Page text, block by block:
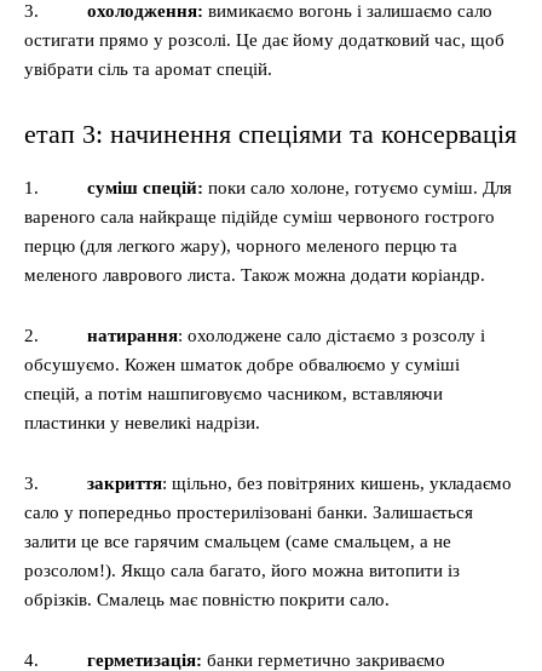
3. охолодження: вимикаємо вогонь і залишаємо сало
остигати прямо у розсолі. Це дає йому додатковий час, щоб
увібрати сіль та аромат спецій.
етап 3: начинення спеціями та консервація
1. суміш спецій: поки сало холоне, готуємо суміш. Для
вареного сала найкраще підійде суміш червоного гострого
перцю (для легкого жару), чорного меленого перцю та
меленого лаврового листа. Також можна додати коріандр.
2. натирання: охолоджене сало дістаємо з розсолу і
обсушуємо. Кожен шматок добре обвалюємо у суміші
спецій, а потім нашпиговуємо часником, вставляючи
пластинки у невеликі надрізи.
3. закриття: щільно, без повітряних кишень, укладаємо
сало у попередньо простерилізовані банки. Залишається
залити це все гарячим смальцем (саме смальцем, а не
розсолом!). Якщо сала багато, його можна витопити із
обрізків. Смалець має повністю покрити сало.
4. герметизація: банки герметично закриваємо